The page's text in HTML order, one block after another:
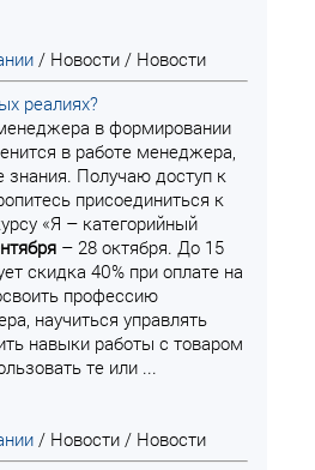
/ Новости / Новости
реалиях?
в формировании
в работе менеджера,
Получаю доступ к
присоединиться к
«Я – категорийный
– 28 октября. До 15
скидка 40% при оплате на
профессию
научиться управлять
навыки работы с товаром
те или ...
/ Новости / Новости